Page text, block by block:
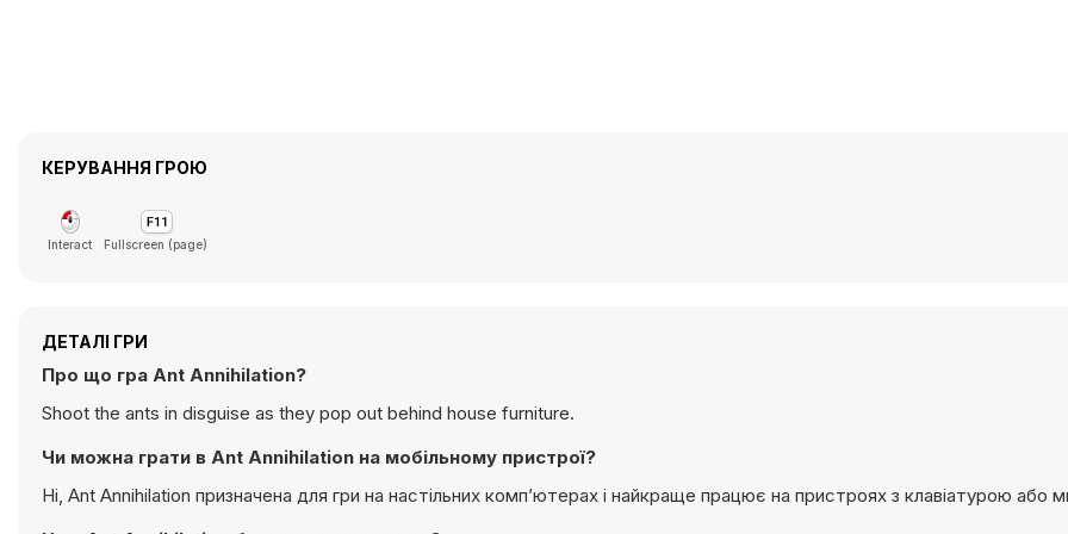
КЕРУВАННЯ ГРОЮ
Interact Fullscreen (page)
ДЕТАЛІ ГРИ
Про що гра Ant Annihilation?
Shoot the ants in disguise as they pop out behind house furniture.
Чи можна грати в Ant Annihilation на мобільному пристрої?
Ні, Ant Annihilation призначена для гри на настільних комп’ютерах і найкраще працює на пристроях з клавіатурою або